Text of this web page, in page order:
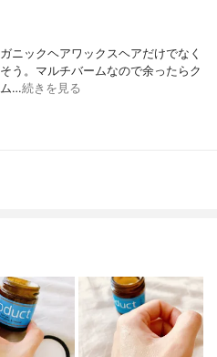
ニックヘアワックスヘアだけでなく
う。マルチバームなので余ったらク
…続きを見る